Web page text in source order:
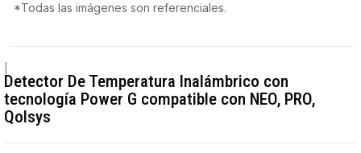
*Todas las imágenes son referenciales.
Detector De Temperatura Inalámbrico con
tecnología Power G compatible con NEO, PRO,
Qolsys